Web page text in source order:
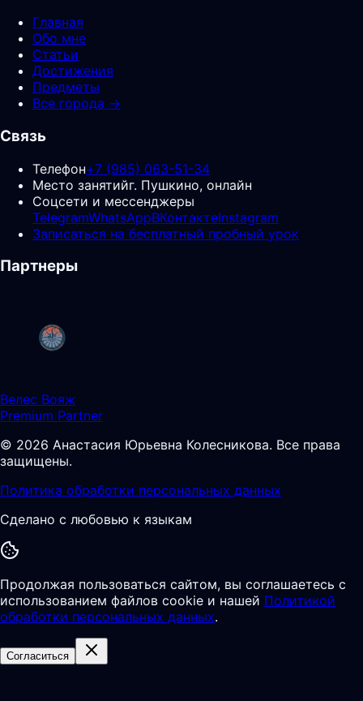
Главная
Обо мне
Статьи
Достижения
Предметы
Все города →
Связь
Телефон+7 (985) 063-51-34
Место занятийг. Пушкино, онлайн
Соцсети и мессенджеры
TelegramWhatsAppВКонтактеInstagram
Записаться на бесплатный пробный урок
Партнеры
Велес Вояж
Premium Partner
© 2026 Анастасия Юрьевна Колесникова. Все права
защищены.
Политика обработки персональных данных
Сделано с любовью к языкам
Продолжая пользоваться сайтом, вы соглашаетесь с
использованием файлов cookie и нашей Политикой
обработки персональных данных.
Согласиться